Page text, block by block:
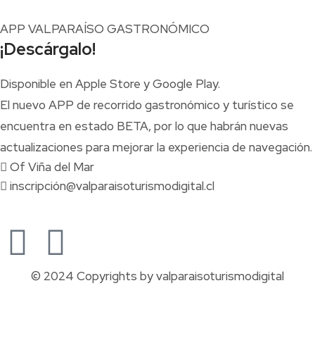
APP VALPARAÍSO GASTRONÓMICO
¡Descárgalo!
Disponible en Apple Store y Google Play.
El nuevo APP de recorrido gastronómico y turístico se
encuentra en estado BETA, por lo que habrán nuevas
actualizaciones para mejorar la experiencia de navegación.
Of Viña del Mar
inscripción@valparaisoturismodigital.cl
© 2024 Copyrights by valparaisoturismodigital